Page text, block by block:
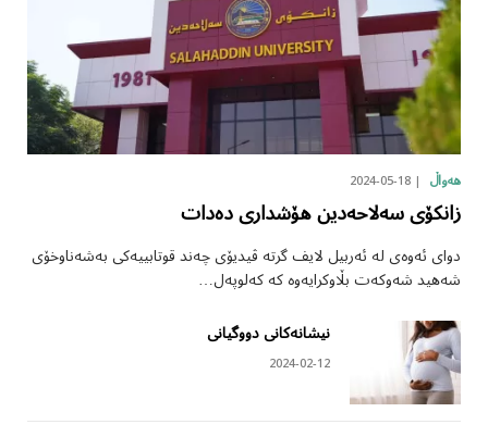
هەواڵ 2024-05-18
زانکۆی سەلاحەدین هۆشداری دەدات
دوای ئەوەی لە ئەربیل لایف گرتە ڤیدیۆی چەند قوتابییەکی بەشەناوخۆی
شەهید شەوکەت بڵاوکرایەوە کە کەلوپەل…
نیشانەکانی دووگیانی
2024-02-12